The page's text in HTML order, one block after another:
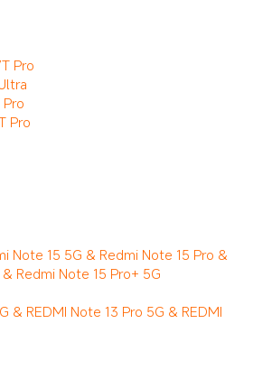
Pro
Pro
Note 15 5G & Redmi Note 15 Pro &
Redmi Note 15 Pro+ 5G
& REDMI Note 13 Pro 5G & REDMI